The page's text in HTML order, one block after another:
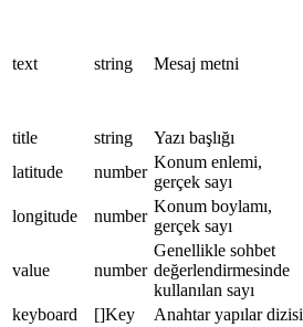
text string Mesaj metni
title
string Yazı başlığı
latitude
number
Konum enlemi,
gerçek sayı
longitude number
Konum boylamı,
gerçek sayı
value number
Genellikle sohbet
değerlendirmesinde
kullanılan sayı
keyboard []Key Anahtar yapılar dizisi